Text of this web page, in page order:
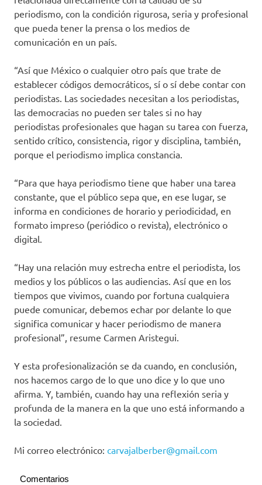
periodismo, con la condición rigurosa, seria y profesional
que pueda tener la prensa o los medios de
comunicación en un país.
“Así que México o cualquier otro país que trate de
establecer códigos democráticos, sí o sí debe contar con
periodistas. Las sociedades necesitan a los periodistas,
las democracias no pueden ser tales si no hay
periodistas profesionales que hagan su tarea con fuerza,
sentido crítico, consistencia, rigor y disciplina, también,
porque el periodismo implica constancia.
“Para que haya periodismo tiene que haber una tarea
constante, que el público sepa que, en ese lugar, se
informa en condiciones de horario y periodicidad, en
formato impreso (periódico o revista), electrónico o
digital.
“Hay una relación muy estrecha entre el periodista, los
medios y los públicos o las audiencias. Así que en los
tiempos que vivimos, cuando por fortuna cualquiera
puede comunicar, debemos echar por delante lo que
significa comunicar y hacer periodismo de manera
profesional”, resume Carmen Aristegui.
Y esta profesionalización se da cuando, en conclusión,
nos hacemos cargo de lo que uno dice y lo que uno
afirma. Y, también, cuando hay una reflexión seria y
profunda de la manera en la que uno está informando a
la sociedad.
Mi correo electrónico: carvajalberber@gmail.com
Comentarios